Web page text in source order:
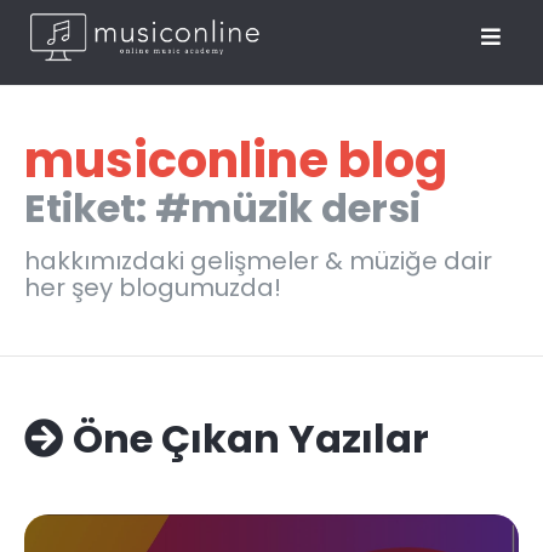
musiconline blog
Etiket: #müzik dersi
hakkımızdaki gelişmeler & müziğe dair
her şey blogumuzda!
Öne Çıkan Yazılar